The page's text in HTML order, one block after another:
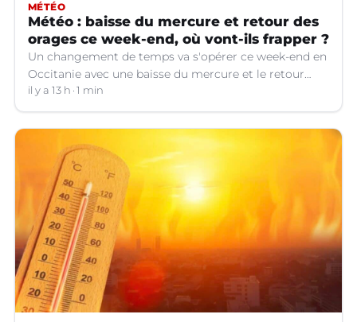
MÉTÉO
Météo : baisse du mercure et retour des
orages ce week-end, où vont-ils frapper ?
Un changement de temps va s'opérer ce week-end en
Occitanie avec une baisse du mercure et le retour
d'orages dans certains départements.
il y a 13 h 1 min